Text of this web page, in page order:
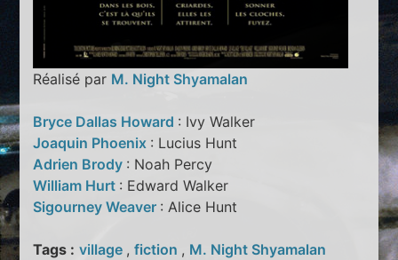
Réalisé par M. Night Shyamalan
Bryce Dallas Howard : Ivy Walker
Joaquin Phoenix : Lucius Hunt
Adrien Brody : Noah Percy
William Hurt : Edward Walker
Sigourney Weaver : Alice Hunt
Tags : village ,fiction , M. Night Shyamalan